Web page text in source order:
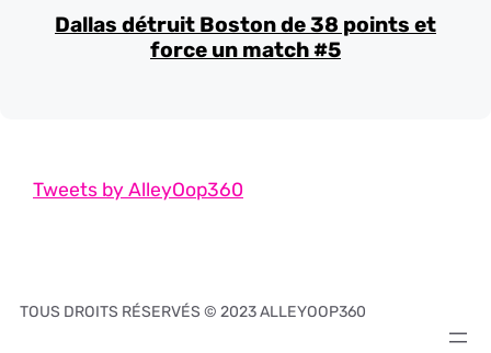
Dallas détruit Boston de 38 points et
force un match #5
Tweets by AlleyOop360
TOUS DROITS RÉSERVÉS © 2023 ALLEYOOP360